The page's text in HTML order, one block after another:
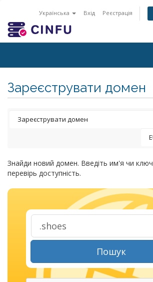
Українська Вхід Реєстрація
Зареєструвати домен
Знайди новий домен. Введіть им'я чи
перевірь доступність.
Пошук